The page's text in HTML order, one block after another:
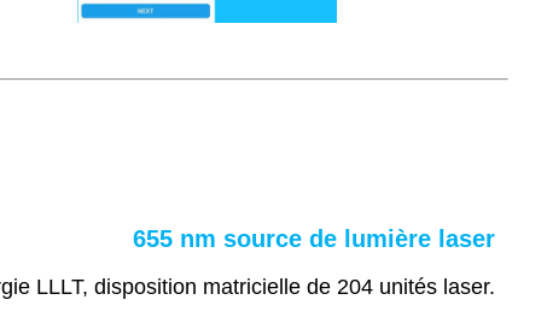
655 nm source de lumière laser
LLLT, disposition matricielle de 204 unités laser.